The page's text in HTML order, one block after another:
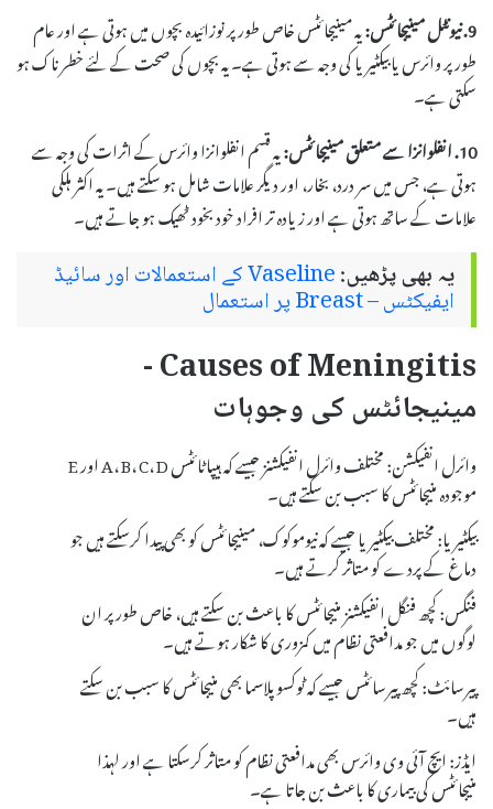
9. نیونٹل مینیجائٹس: یہ مینیجائٹس خاص طور پر نوزائیدہ بچوں میں ہوتی ہے اور عام
طور پر وائرس یا بیکٹیریا کی وجہ سے ہوتی ہے۔ یہ بچوں کی صحت کے لئے خطرناک ہو
سکتی ہے۔
10. انفلوانزا سے متعلق مینیجائٹس:
یہ قسم انفلوانزا وائرس کے اثرات کی وجہ سے
ہوتی ہے، جس میں سر درد، بخار، اور دیگر علامات شامل ہو سکتے ہیں۔ یہ اکثر ہلکی
علامات کے ساتھ ہوتی ہے اور زیادہ تر افراد خود بخود ٹھیک ہو جاتے ہیں۔
یہ بھی پڑھیں: Vaseline کے استعمالات اور سائیڈ
ایفیکٹس – Breast پر استعمال
Causes of Meningitis -
مینیجائٹس کی وجوہات
وائرل انفیکشن: مختلف وائرل انفیکشنز جیسے کہ ہیپاٹائٹس A، B، C، D اور E
موجودہ منیجائٹس کا سبب بن سکتے ہیں۔
بیکٹیریا: مختلف بیکٹیریا جیسے کہ نیوموکوک، مینیجائٹس کو بھی پیدا کرسکتے ہیں جو
دماغ کے پردے کو متاثر کرتے ہیں۔
فنگس: کچھ فنگل انفیکشنز منیجائٹس کا باعث بن سکتے ہیں، خاص طور پر ان
لوگوں میں جو مدافعتی نظام میں کمزوری کا شکار ہوتے ہیں۔
پیرسائٹ: کچھ پیرسائٹس جیسے کہ ٹوکسوپلاسما بھی منیجائٹس کا سبب بن سکتے
ہیں۔
ایڈز: ایچ آئی وی وائرس بھی مدافعتی نظام کو متاثر کرسکتا ہے اور لہذا
منیجائٹس کی بیماری کا باعث بن جاتا ہے۔